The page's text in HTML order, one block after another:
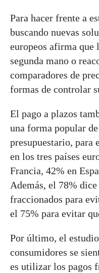
Para hacer frente a
buscando nuevas
europeos afirma que
segunda mano o
comparadores de
formas de controlar
El pago a plazos
una forma popular
presupuestario, para
en los tres países
Francia, 42% en
Además, el 78%
fraccionados para
el 75% para evitar
Por último, el
consumidores se
es utilizar los pagos